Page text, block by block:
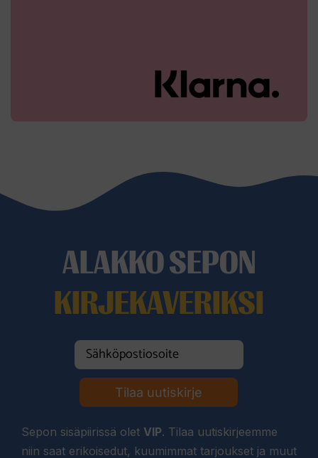
ALAKKO SEPON
KIRJEKAVERIKSI
Tilaa uutiskirje
Sepon sisäpiirissä olet VIP. Tilaa uutiskirjeemme
niin saat erikoisedut, kuumimmat tarjoukset ja muut